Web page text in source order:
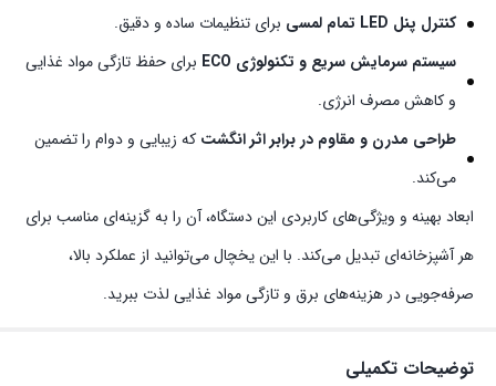
کنترل پنل LED تمام لمسی
برای تنظیمات ساده و دقیق.
سیستم سرمایش سریع و تکنولوژی ECO
برای حفظ تازگی مواد غذایی
و کاهش مصرف انرژی.
طراحی مدرن و مقاوم در برابر اثر انگشت که زیبایی و دوام را تضمین
می‌کند.
ابعاد بهینه و ویژگی‌های کاربردی این دستگاه، آن را به گزینه‌ای مناسب برای
هر آشپزخانه‌ای تبدیل می‌کند. با این یخچال می‌توانید از عملکرد بالا،
صرفه‌جویی در هزینه‌های برق و تازگی مواد غذایی لذت ببرید.
توضیحات تکمیلی